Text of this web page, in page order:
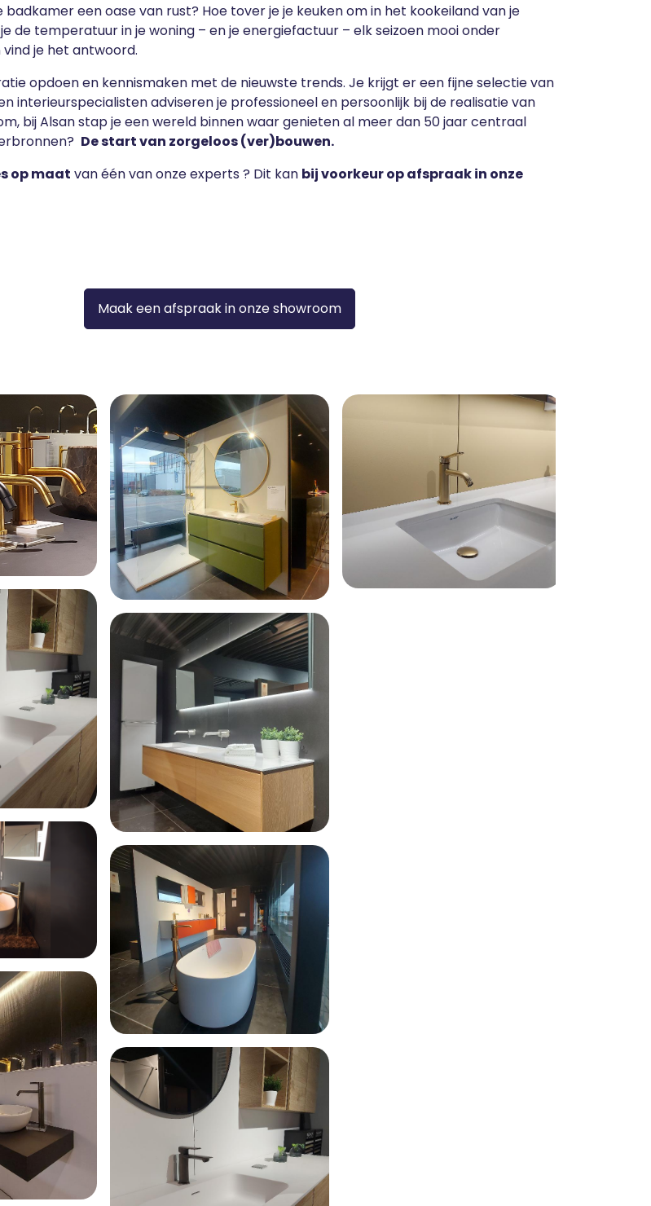
badkamer een oase van rust? Hoe tover je je keuken om in het kookeiland van je
de temperatuur in je woning – en je energiefactuur – elk seizoen mooi onder
je het antwoord.
opdoen en kennismaken met de nieuwste trends. Je krijgt er een fijne selectie van
interieurspecialisten adviseren je professioneel en persoonlijk bij de realisatie van
bij Alsan stap je een wereld binnen waar genieten al meer dan 50 jaar centraal
De start van zorgeloos (ver)bouwen.
op maat van één van onze experts ? Dit kan bij voorkeur op afspraak in onze
Maak een afspraak in onze showroom